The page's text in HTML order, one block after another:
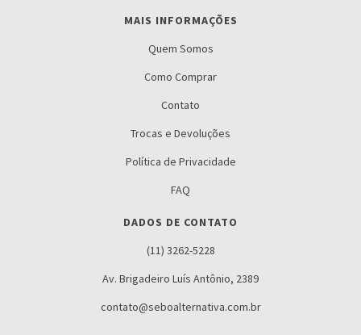
MAIS INFORMAÇÕES
Quem Somos
Como Comprar
Contato
Trocas e Devoluções
Política de Privacidade
FAQ
DADOS DE CONTATO
(11) 3262-5228
Av. Brigadeiro Luís Antônio, 2389
contato@seboalternativa.com.br